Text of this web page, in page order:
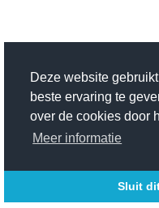
Deze website
beste ervaring te
over de cookies door
Meer informatie
Sluit